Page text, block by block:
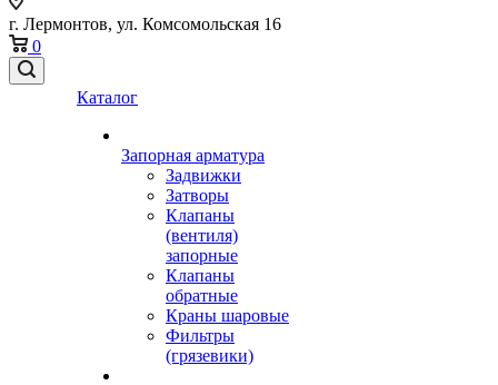
г. Лермонтов, ул. Комсомольская 16
0
Каталог
Запорная арматура
Задвижки
Затворы
Клапаны
(вентиля)
запорные
Клапаны
обратные
Краны шаровые
Фильтры
(грязевики)